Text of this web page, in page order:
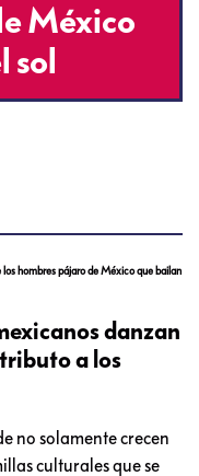
México
hombres pájaro de México que bailan
danzan
a los
no solamente crecen
culturales que se